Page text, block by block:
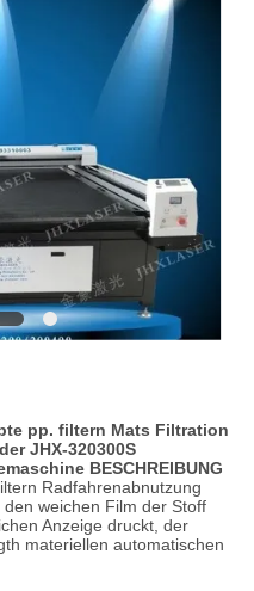
pp. filtern Mats Filtration
JHX-320300S
BESCHREIBUNG
Radfahrenabnutzung
den weichen Film der Stoff
Anzeige druckt, der
materiellen automatischen